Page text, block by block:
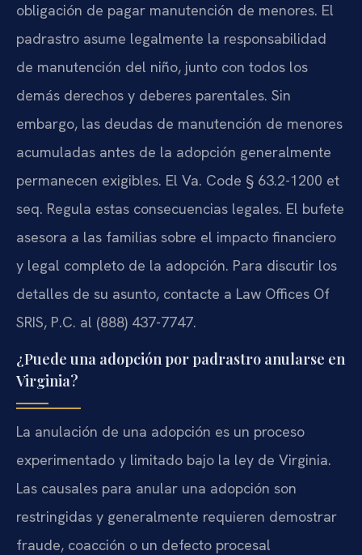
obligación de pagar manutención de menores. El
padrastro asume legalmente la responsabilidad
de manutención del niño, junto con todos los
demás derechos y deberes parentales. Sin
embargo, las deudas de manutención de menores
acumuladas antes de la adopción generalmente
permanecen exigibles. El Va. Code § 63.2-1200 et
seq. Regula estas consecuencias legales. El bufete
asesora a las familias sobre el impacto financiero
y legal completo de la adopción. Para discutir los
detalles de su asunto, contacte a Law Offices Of
SRIS, P.C. al (888) 437-7747.
¿Puede una adopción por padrastro anularse en
Virginia?
La anulación de una adopción es un proceso
experimentado y limitado bajo la ley de Virginia.
Las causales para anular una adopción son
restringidas y generalmente requieren demostrar
fraude, coacción o un defecto procesal